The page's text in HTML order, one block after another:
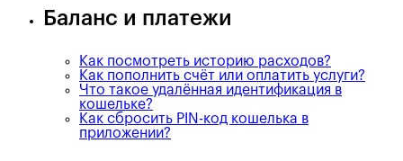
Баланс и платежи
Как посмотреть историю расходов?
Как пополнить счёт или оплатить услуги?
Что такое удалённая идентификация в
кошельке?
Как сбросить PIN-код кошелька в
приложении?